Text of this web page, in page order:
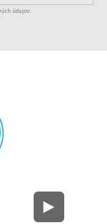
údajov.